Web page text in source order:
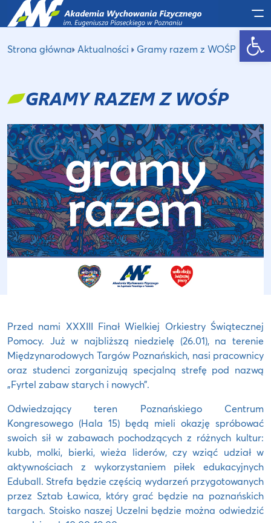
Otwórz pasek narzędzi
Strona główna Aktualności Gramy razem z WOŚP
GRAMY RAZEM Z WOŚP
Przed nami XXXIII Finał Wielkiej Orkiestry Świątecznej
Pomocy. Już w najbliższą niedzielę (26.01), na terenie
Międzynarodowych Targów Poznańskich, nasi pracownicy
oraz studenci zorganizują specjalną strefę pod nazwą
„Fyrtel zabaw starych i nowych”.
Odwiedzający teren Poznańskiego Centrum
Kongresowego (Hala 15) będą mieli okazję spróbować
swoich sił w zabawach pochodzących z różnych kultur:
kubb, molki, bierki, wieża liderów, czy wziąć udział w
aktywnościach z wykorzystaniem piłek edukacyjnych
Eduball. Strefa będzie częścią wydarzeń przygotowanych
przez Sztab Ławica, który grać będzie na poznańskich
targach. Stoisko naszej Uczelni będzie można odwiedzić